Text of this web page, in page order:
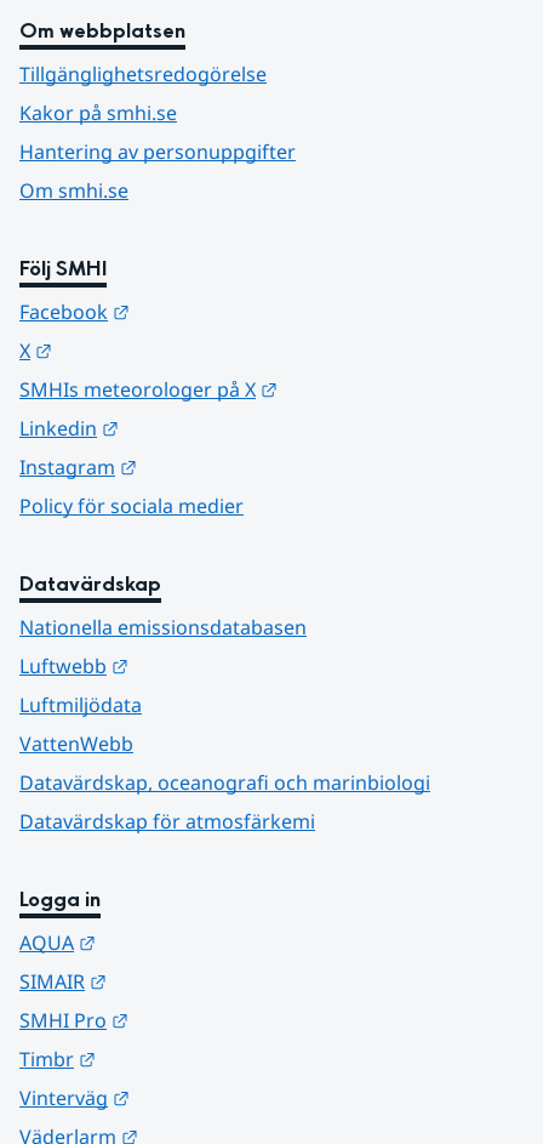
Om webbplatsen
Tillgänglighetsredogörelse
Kakor på smhi.se
Hantering av personuppgifter
Om smhi.se
Följ SMHI
Facebook
X
SMHIs meteorologer på X
Linkedin
Instagram
Policy för sociala medier
Datavärdskap
Nationella emissionsdatabasen
Luftwebb
Luftmiljödata
VattenWebb
Datavärdskap, oceanografi och marinbiologi
Datavärdskap för atmosfärkemi
Logga in
AQUA
SIMAIR
SMHI Pro
Timbr
Vinterväg
Väderlarm